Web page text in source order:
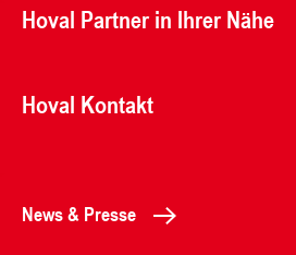
Hoval Partner in Ihrer Nähe
Hoval Kontakt
News & Presse